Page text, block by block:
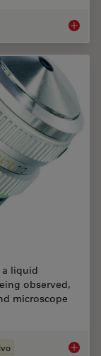
What
a liquid
observed,
microscope